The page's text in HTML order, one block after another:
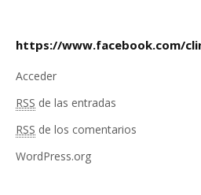
https://www.facebook.com/
Acceder
RSS de las entradas
RSS de los comentarios
WordPress.org